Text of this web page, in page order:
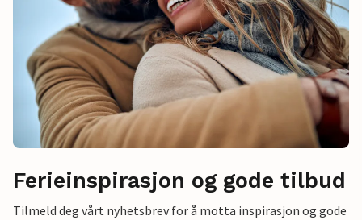
Ferieinspirasjon og gode tilbud
Tilmeld deg vårt nyhetsbrev for å motta inspirasjon og gode